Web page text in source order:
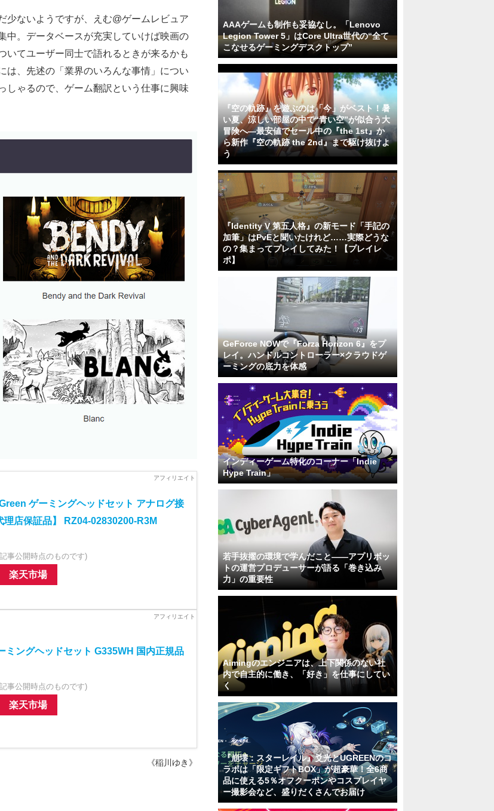
少ないようですが、えむ@ゲームレビュア
中。データベースが充実していけば映画の
いてユーザー同士で語れるときが来るかも
は、先述の「業界のいろんな事情」につい
しゃるので、ゲーム翻訳という仕事に興味
ゲーミングヘッドセット アナログ接
理店保証品】 RZ04-02830200-R3M
事公開時点のものです)
楽天市場
ミングヘッドセット G335WH 国内正規品
事公開時点のものです)
楽天市場
《稲川ゆき》
AAAゲームも制作も妥協なし。「Lenovo
Legion Tower 5」はCore Ultra世代の“全て
こなせるゲーミングデスクトップ”
『空の軌跡』を遊ぶのは「今」がベスト！暑
い夏、涼しい部屋の中で“青い空”が似合う大
冒険へ―最安値でセール中の『the 1st』か
ら新作『空の軌跡 the 2nd』まで駆け抜けよ
う
『Identity V 第五人格』の新モード「手記の
加筆」はPvEと聞いたけれど……実際どうな
の？集まってプレイしてみた！【プレイレ
ポ】
GeForce NOWで『Forza Horizon 6』をプ
レイ。ハンドルコントローラー×クラウドゲ
ーミングの底力を体感
インディーゲーム特化のコーナー「Indie
Hype Train」
若手抜擢の環境で学んだこと――アプリボッ
トの運営プロデューサーが語る「巻き込み
力」の重要性
Aimingのエンジニアは、上下関係のない社
内で自主的に働き、「好き」を仕事にしてい
く
『崩壊：スターレイル』爻光とUGREENのコ
ラボは「限定ギフトBOX」が超豪華！全6商
品に使える5％オフクーポンやコスプレイヤ
ー撮影会など、盛りだくさんでお届け